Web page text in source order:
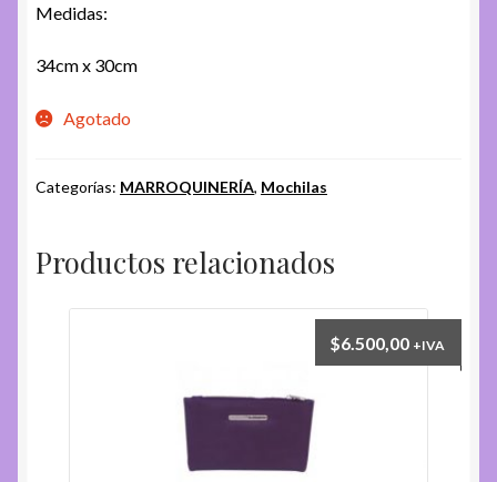
Medidas:
34cm x 30cm
Agotado
Categorías: MARROQUINERÍA, Mochilas
Productos relacionados
$6.500,00 +IVA